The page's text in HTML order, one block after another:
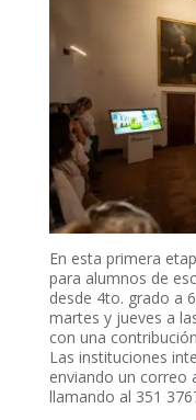
En esta primera
para alumnos de
desde 4to. grado a
martes y jueves a
con una
Las instituciones
enviando un correo
llamando al 351